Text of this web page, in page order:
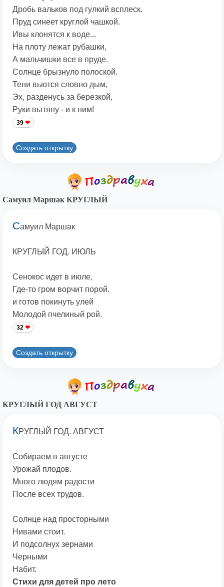
Дробь вальков под гулкий всплеск.
Пруд синеет круглой чашкой.
Ивы клонятся к воде...
Hа плоту лежат рубашки,
А мальчишки все в пруде.
Солнце брызнуло полоской.
Тени вьются словно дым,
Эх, разденусь за березкой,
Руки вытяну - и к ним!
39
Создать открытку
Самуил Маршак КРУГЛЫЙ
Самуил Маршак
КРУГЛЫЙ ГОД. ИЮЛЬ
Сенокос идет в июле,
Где-то гром ворчит порой.
и готов покинуть улей
Молодой пчелиный рой.
32
Создать открытку
КРУГЛЫЙ ГОД АВГУСТ
КРУГЛЫЙ ГОД. АВГУСТ
Собираем в августе
Урожай плодов.
Много людям радости
После всех трудов.
Солнце над просторными
Нивами стоит.
И подсолнух зернами
Черными
Набит.
Стихи для детей про лето